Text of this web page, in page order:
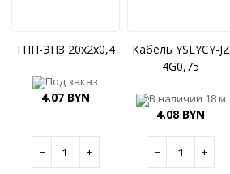
ТПП-ЭПЗ 20x2x0,4
Под заказ
4.07 BYN
− +
Кабель YSLYCY-JZ
4G0,75
В наличии 18 м
4.08 BYN
− +